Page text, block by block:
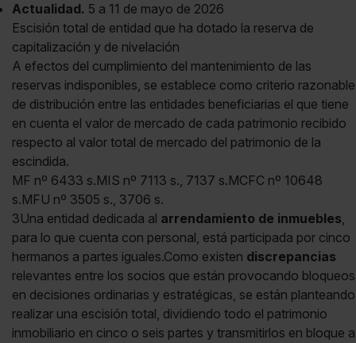
Actualidad. 5 a 11 de mayo de 2026
Escisión total de entidad que ha dotado la reserva de
capitalización y de nivelación
A efectos del cumplimiento del mantenimiento de las
reservas indisponibles, se establece como criterio razonable
de distribución entre las entidades beneficiarias el que tiene
en cuenta el valor de mercado de cada patrimonio recibido
respecto al valor total de mercado del patrimonio de la
escindida.
MF nº 6433 s.MIS nº 7113 s., 7137 s.MCFC nº 10648
s.MFU nº 3505 s., 3706 s.
3Una entidad dedicada al arrendamiento de inmuebles,
para lo que cuenta con personal, está participada por cinco
hermanos a partes iguales.Como existen discrepancias
relevantes entre los socios que están provocando bloqueos
en decisiones ordinarias y estratégicas, se están planteando
realizar una escisión total, dividiendo todo el patrimonio
inmobiliario en cinco o seis partes y transmitirlos en bloque a